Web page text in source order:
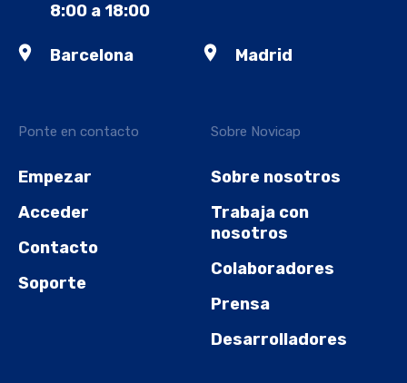
Ponte en contacto
Empezar
Acceder
Contacto
Soporte
Sobre Novicap
Sobre nosotros
Trabaja con
nosotros
Colaboradores
Prensa
Desarrolladores
8:00 a 18:00
Barcelona Madrid